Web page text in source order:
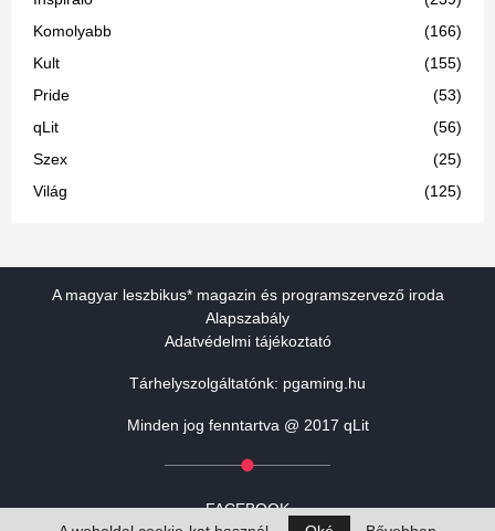
Komolyabb
(166)
Kult
(155)
Pride
(53)
qLit
(56)
Szex
(25)
Világ
(125)
A magyar leszbikus* magazin és programszervező iroda
Alapszabály
Adatvédelmi tájékoztató
Tárhelyszolgáltatónk: pgaming.hu
Minden jog fenntartva @ 2017 qLit
FACEBOOK